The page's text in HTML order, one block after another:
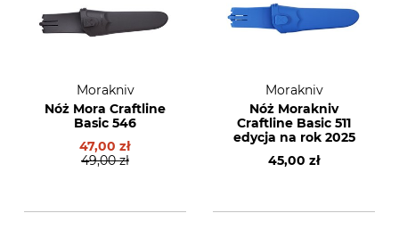
Morakniv
Nóż Mora Craftline
Basic 546
47,00 zł
49,00 zł
Morakniv
Nóż Morakniv
Craftline Basic 511
edycja na rok 2025
45,00 zł